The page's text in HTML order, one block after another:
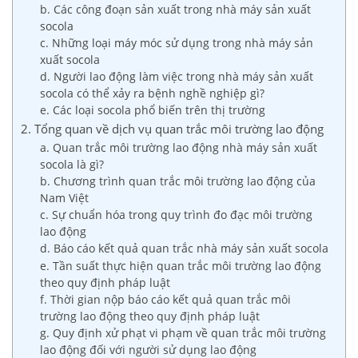
b. Các công đoạn sản xuất trong nhà máy sản xuất
socola
c. Những loại máy móc sử dụng trong nhà máy sản
xuất socola
d. Người lao động làm việc trong nhà máy sản xuất
socola có thể xảy ra bệnh nghề nghiệp gì?
e. Các loại socola phổ biến trên thị trường
2. Tổng quan về dịch vụ quan trắc môi trường lao động
a. Quan trắc môi trường lao động nhà máy sản xuất
socola là gì?
b. Chương trình quan trắc môi trường lao động của
Nam Việt
c. Sự chuẩn hóa trong quy trình đo đạc môi trường
lao động
d. Báo cáo kết quả quan trắc nhà máy sản xuất socola
e. Tần suất thực hiện quan trắc môi trường lao động
theo quy định pháp luật
f. Thời gian nộp báo cáo kết quả quan trắc môi
trường lao động theo quy định pháp luật
g. Quy định xử phạt vi phạm về quan trắc môi trường
lao động đối với người sử dụng lao động